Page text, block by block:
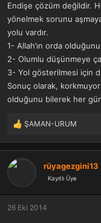
Endişe çözüm değildir.
yönelmek sorunu
yolu vardır.
1- Allah’ın orda
2- Olumlu düşünmeye
3- Yol gösterilmesi için
Sonuç olarak,
olduğunu bilerek her
T
p
k
l
e
r
ŞAMAN-URUM
rüyagezgini13
Kayıtlı Üye
26 Eki 2014